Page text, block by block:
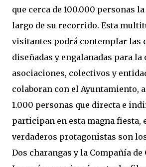
que cerca de 100.000 personas
largo de su recorrido. Esta
visitantes podrá contemplar las
diseñadas y engalanadas para la
asociaciones, colectivos y
colaboran con el Ayuntamiento,
1.000 personas que directa e
participan en esta magna fiesta,
verdaderos protagonistas son
Dos charangas y la Compañía de